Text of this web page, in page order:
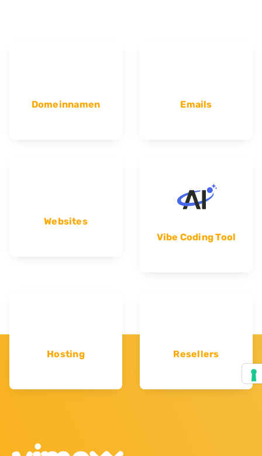
Domeinnamen Emails
Websites
Vibe Coding Tool
Hosting Resellers